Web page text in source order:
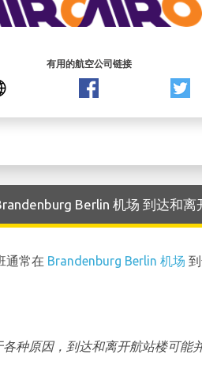
有用的航空公司链接
Berlin 机场 到达和离
通常在 Brandenburg Berlin 机场
各种原因，到达和离开航站楼可能